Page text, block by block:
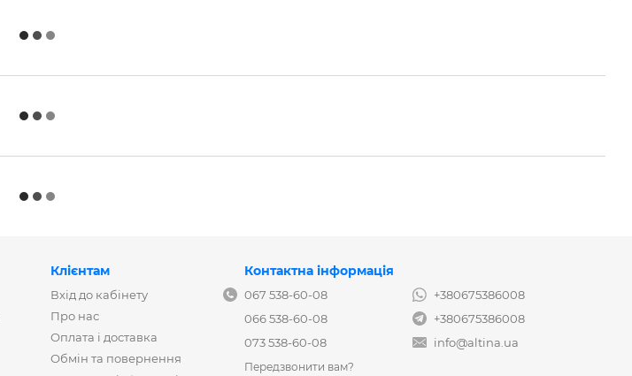
Клієнтам
Вхід до кабінету
Про нас
Оплата і доставка
Обмін та повернення
Контактна інформація
067 538-60-08
066 538-60-08
073 538-60-08
Передзвонити вам?
+380675386008
+380675386008
info@altina.ua